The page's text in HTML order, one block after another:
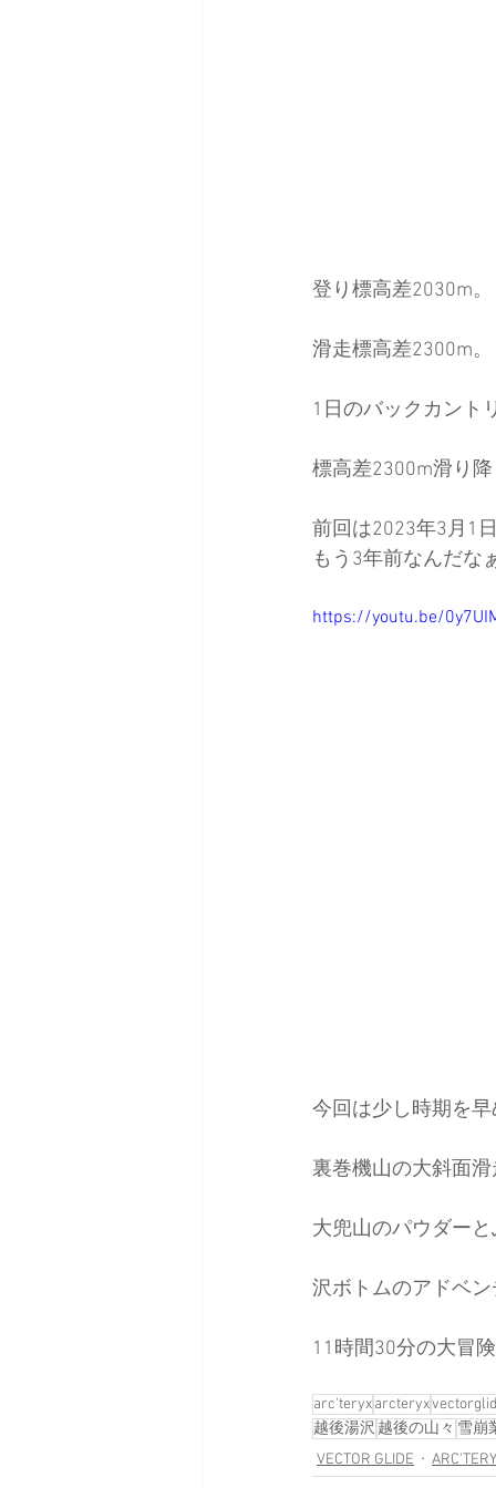
登り標高差2030m。
滑走標高差2300m。
1日のバックカント
標高差2300m滑り降
前回は2023年3月1日
もう3年前なんだな
https://youtu.be/
今回は少し時期を早
裏巻機山の大斜面滑
大兜山のパウダーと
沢ボトムのアドベン
11時間30分の大冒
arc'teryxarcteryx
越後湯沢 越後の山々 雪崩
VECTOR GLIDE